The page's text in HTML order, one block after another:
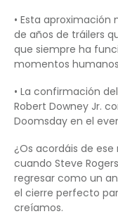
• Esta
de años de tráilers
que siempre ha
momentos
• La confirmación
Robert Downey Jr.
Doomsday en el
¿Os acordáis de
cuando Steve
regresar como un
el cierre perfecto
creíamos.